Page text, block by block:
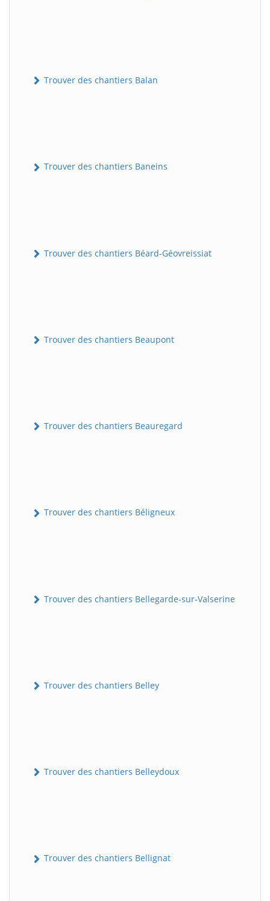
Trouver des chantiers Balan
Trouver des chantiers Baneins
Trouver des chantiers Béard-Géovreissiat
Trouver des chantiers Beaupont
Trouver des chantiers Beauregard
Trouver des chantiers Béligneux
Trouver des chantiers Bellegarde-sur-Valserine
Trouver des chantiers Belley
Trouver des chantiers Belleydoux
Trouver des chantiers Bellignat